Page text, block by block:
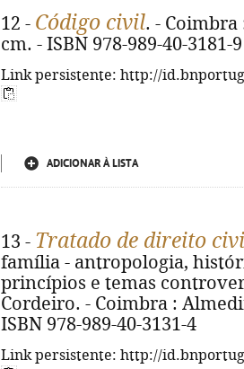
12 - Código civil. - Coimbra
cm. - ISBN 978-989-40-3181-9
Link persistente: http://
ADICIONAR À LISTA
13 - Tratado de direito
família - antropologia,
princípios e temas
Cordeiro. - Coimbra :
ISBN 978-989-40-3131-4
Link persistente: http://